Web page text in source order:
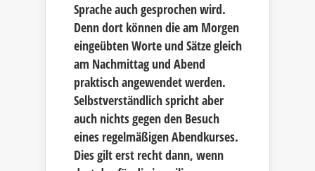
Sprache auch gesprochen wird.
Denn dort können die am Morgen
eingeübten Worte und Sätze gleich
am Nachmittag und Abend
praktisch angewendet werden.
Selbstverständlich spricht aber
auch nichts gegen den Besuch
eines regelmäßigen Abendkurses.
Dies gilt erst recht dann, wenn